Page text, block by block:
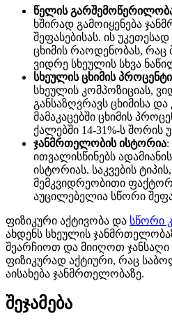
წელის
ხშირად გამოიყენება
შეფასებისას. ის
ცხიმის რაოდენობას, რაც
ვიდრე სხეულის სხვა
სხეულის ცხიმის პროცენტი
სხეულის კომპოზიციას,
განსაზღვრავს ცხიმისა
მამაკაცებში ცხიმის
ქალებში 14-31%-ს შორის
ჯანმრთელობის ისტორია:
ითვალისწინებს
ისტორიას. საკვების
მემკვიდრეობითი
აუცილებელია სწორი
ფიზიკური აქტივობა და სწორი
ახდენს სხეულის
შეარჩიოთ და მიიღოთ ჯანსაღი
ფიზიკურად აქტიური, რაც
აისახება ჯანმრთელობაზე.
შეჯამება